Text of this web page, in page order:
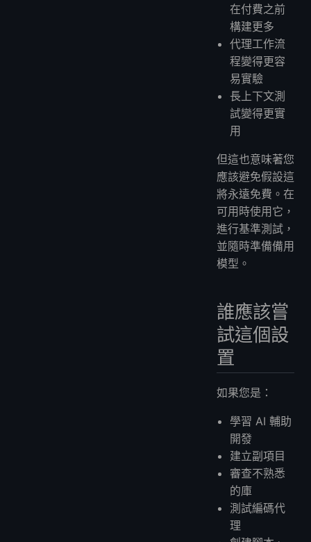
在付費之前
構建更多
代理工作流
程變得更容
易實驗
長上下文測
試變得更實
用
但這也意味著您
應該避免假設這
將永遠免費。在
可用時使用它，
進行基準測試，
並隨時準備備用
模型。
誰應該嘗
試這個設
置
如果您是：
學習 AI 輔助
開發
建立副項目
審查不熟悉
的庫
測試編碼代
理